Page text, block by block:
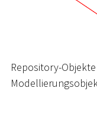
Repository-